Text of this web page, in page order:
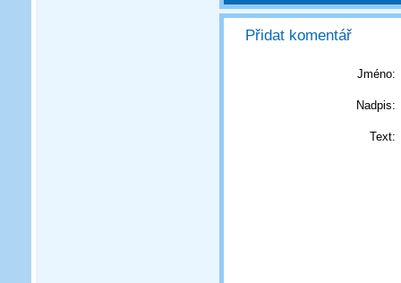
Přidat komentář
Jméno:
Nadpis:
Text: